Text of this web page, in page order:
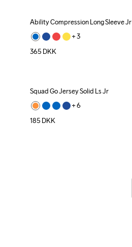
Ability Compression Long Sleeve Jr
+ 3
365 DKK
Squad Go Jersey Solid Ls Jr
+ 6
185 DKK